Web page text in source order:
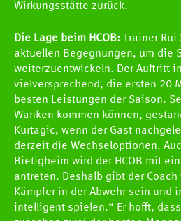
Wirkungsstätte zurück.
Die Lage beim HCOB: Trainer
aktuellen Begegnungen, um die
weiterzuentwickeln. Der Auftritt
vielversprechend, die ersten 20
besten Leistungen der Saison.
Wanken kommen können,
Kurtagic, wenn der Gast
derzeit die Wechseloptionen.
Bietigheim wird der HCOB mit
antreten. Deshalb gibt der Coach
Kämpfer in der Abwehr sein und
intelligent spielen.“ Er hofft,